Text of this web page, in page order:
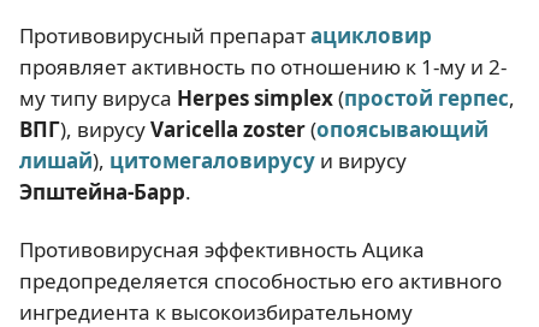
Противовирусный препаратацикловир
проявляет активность по отношению к 1-му и 2-
му типу вируса Herpes simplex(простой герпес,
ВПГ), вирусуVaricella zoster(опоясывающий
лишай), цитомегаловирусу и вирусу
Эпштейна-Барр.
Противовирусная эффективность Ацика
предопределяется способностью его активного
ингредиента к высокоизбирательному